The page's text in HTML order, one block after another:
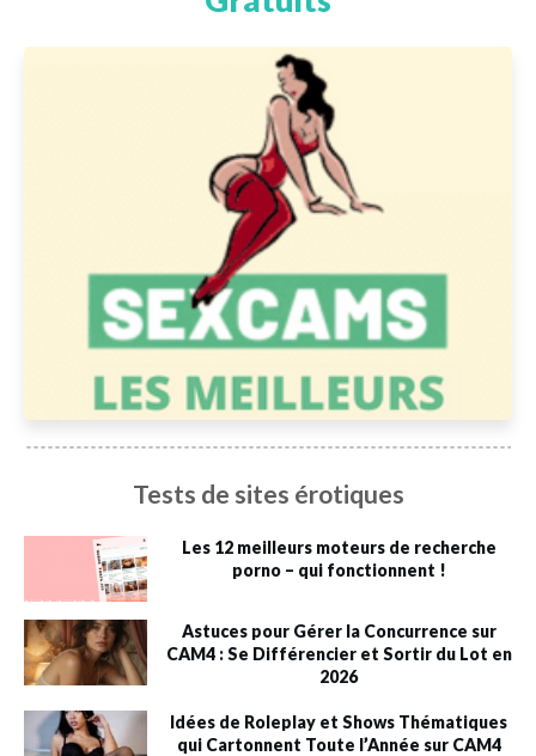
Tests de sites érotiques
Les 12 meilleurs moteurs de recherche
porno – qui fonctionnent !
Astuces pour Gérer la Concurrence sur
CAM4 : Se Différencier et Sortir du Lot en
2026
Idées de Roleplay et Shows Thématiques
qui Cartonnent Toute l’Année sur CAM4